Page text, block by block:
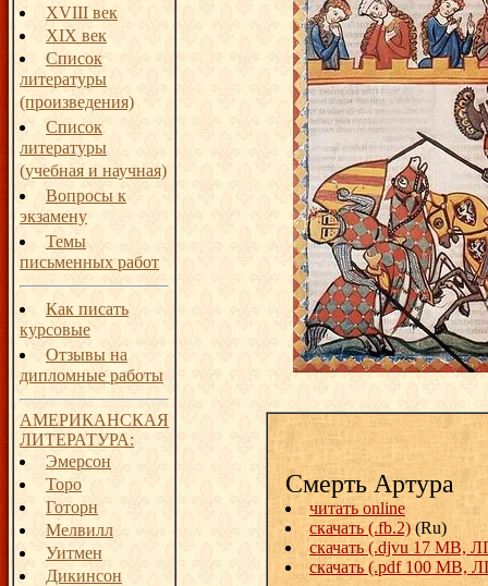
XVIII век
XIX век
Список
литературы
(произведения)
Список
литературы
(учебная и научная)
Вопросы к
экзамену
Темы
письменных работ
Как писать
курсовые
Отзывы на
дипломные работы
АМЕРИКАНСКАЯ
ЛИТЕРАТУРА:
Эмерсон
Торо
Готорн
Мелвилл
Уитмен
Дикинсон
Смерть Артура
читать online
скачать (.fb.2)(Ru)
скачать (.djvu 17 MB,
скачать (.pdf 100 MB,